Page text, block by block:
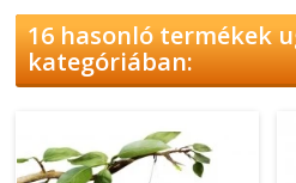
16 hasonló termékek
kategóriában: